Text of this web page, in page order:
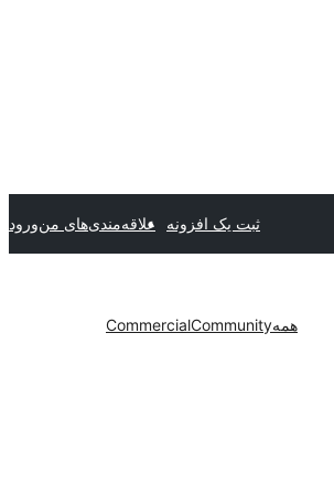
ثبت یک افزونه علاقه‌مندی‌های منورود
همهCommunity
Commercial